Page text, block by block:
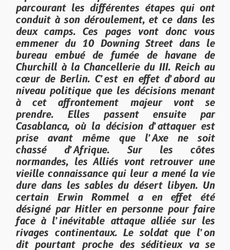
parcourant les différentes étapes qui ont
conduit à son déroulement, et ce dans les
deux camps. Ces pages vont donc vous
emmener du 10 Downing Street dans le
bureau embué de fumée de havane de
Churchill à la Chancellerie du III. Reich au
cœur de Berlin. C’est en effet d’abord au
niveau politique que les décisions menant
à cet affrontement majeur vont se
prendre. Elles passent ensuite par
Casablanca, où la décision d’attaquer est
prise avant même que l’Axe ne soit
chassé d’Afrique. Sur les côtes
normandes, les Alliés vont retrouver une
vieille connaissance qui leur a mené la vie
dure dans les sables du désert libyen. Un
certain Erwin Rommel a en effet été
désigné par Hitler en personne pour faire
face à l’inévitable attaque alliée sur les
rivages continentaux. Le soldat que l’on
dit pourtant proche des séditieux va se